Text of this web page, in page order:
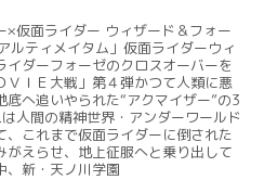
×仮面ライダー ウィザード＆フォー
ルティメイタム」仮面ライダーウィ
イダーフォーゼのクロスオーバーを
ＶＩＥ大戦」第４弾かつて人類に悪
底へ追いやられた“アクマイザー”の3
人間の精神世界・アンダーワールド
、これまで仮面ライダーに倒された
がえらせ、地上征服へと乗り出して
、新・天ノ川学園